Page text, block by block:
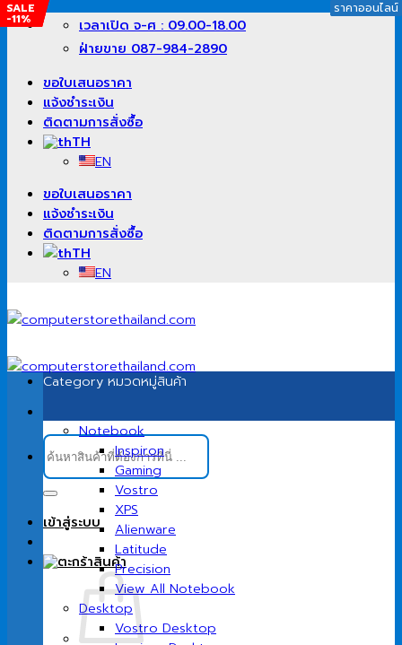
ข้าม
เนื้อหา
เวลาเปิด จ-ศ : 09.00-18.00
ฝ่ายขาย 087-984-2890
ขอใบเสนอราคา
แจ้งชำระเงิน
ติดตามการสั่งซื้อ
TH
EN
ขอใบเสนอราคา
แจ้งชำระเงิน
ติดตามการสั่งซื้อ
TH
EN
ค้นหา:
เข้าสู่ระบบ
Category หมวดหมู่สินค้า
Notebook
Inspiron
Gaming
Vostro
XPS
Alienware
Latitude
Precision
View All Notebook
Desktop
Vostro Desktop
ราคาออนไลน์
SALE
-11%
ราคาออนไลน์
SALE
-%
ราคาออนไลน์
ราคาออนไลน์
SALE
-10%